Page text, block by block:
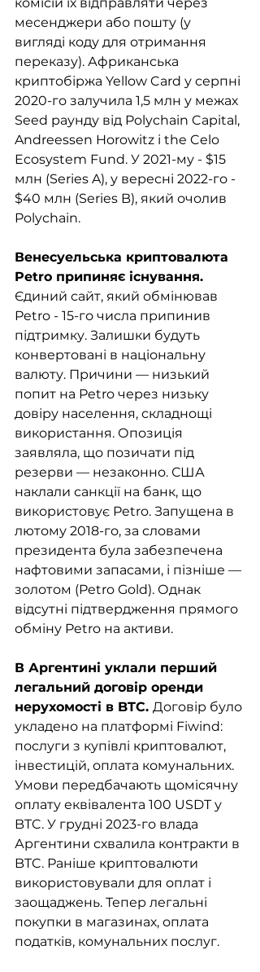
комісій їх відправляти через
месенджери або пошту (у
вигляді коду для отримання
переказу). Африканська
криптобіржа Yellow Card у серпні
2020-го залучила 1,5 млн у межах
Seed раунду від Polychain Capital,
Andreessen Horowitz і the Celo
Ecosystem Fund. У 2021-му - $15
млн (Series A), у вересні 2022-го -
$40 млн (Series B), який очолив
Polychain.
Венесуельська криптовалюта
Petro припиняє існування.
Єдиний сайт, який обмінював
Petro - 15-го числа припинив
підтримку. Залишки будуть
конвертовані в національну
валюту. Причини — низький
попит на Petro через низьку
довіру населення, складнощі
використання. Опозиція
заявляла, що позичати під
резерви — незаконно. США
наклали санкції на банк, що
використовує Petro. Запущена в
лютому 2018-го, за словами
президента була забезпечена
нафтовими запасами, і пізніше —
золотом (Petro Gold). Однак
відсутні підтвердження прямого
обміну Petro на активи.
В Аргентині уклали перший
легальний договір оренди
нерухомості в BTC. Договір було
укладено на платформі Fiwind:
послуги з купівлі криптовалют,
інвестицій, оплата комунальних.
Умови передбачають щомісячну
оплату еквівалента 100 USDT у
BTC. У грудні 2023-го влада
Аргентини схвалила контракти в
BTC. Раніше криптовалюти
використовували для оплат і
заощаджень. Тепер легальні
покупки в магазинах, оплата
податків, комунальних послуг.